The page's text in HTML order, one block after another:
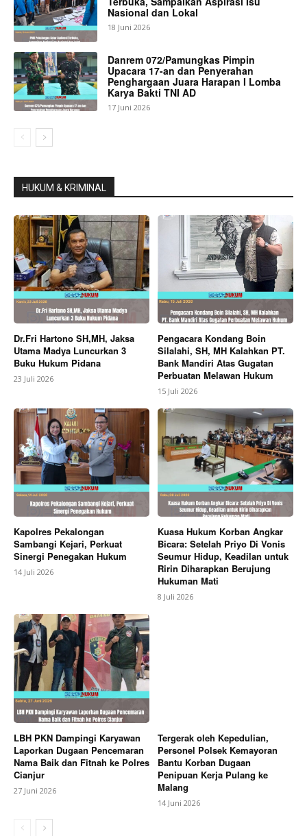
Nasional dan Lokal
18 Juni 2026
Danrem 072/Pamungkas Pimpin
Upacara 17-an dan Penyerahan
Penghargaan Juara Harapan I Lomba
Karya Bakti TNI AD
17 Juni 2026
HUKUM & KRIMINAL
Dr.Fri Hartono SH,MH, Jaksa
Utama Madya Luncurkan 3
Buku Hukum Pidana
23 Juli 2026
Pengacara Kondang Boin
Silalahi, SH, MH Kalahkan PT.
Bank Mandiri Atas Gugatan
Perbuatan Melawan Hukum
15 Juli 2026
Kapolres Pekalongan
Sambangi Kejari, Perkuat
Sinergi Penegakan Hukum
14 Juli 2026
Kuasa Hukum Korban Angkar
Bicara: Setelah Priyo Di Vonis
Seumur Hidup, Keadilan untuk
Ririn Diharapkan Berujung
Hukuman Mati
8 Juli 2026
LBH PKN Dampingi Karyawan
Laporkan Dugaan Pencemaran
Nama Baik dan Fitnah ke Polres
Cianjur
27 Juni 2026
Tergerak oleh Kepedulian,
Personel Polsek Kemayoran
Bantu Korban Dugaan
Penipuan Kerja Pulang ke
Malang
14 Juni 2026